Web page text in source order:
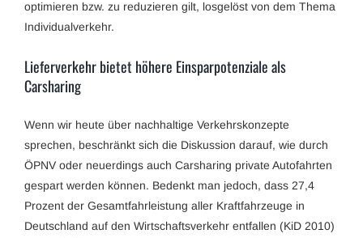
optimieren bzw. zu reduzieren gilt, losgelöst von dem Thema
Individualverkehr.
Lieferverkehr bietet höhere Einsparpotenziale als
Carsharing
Wenn wir heute über nachhaltige Verkehrskonzepte
sprechen, beschränkt sich die Diskussion darauf, wie durch
ÖPNV oder neuerdings auch Carsharing private Autofahrten
gespart werden können. Bedenkt man jedoch, dass 27,4
Prozent der Gesamtfahrleistung aller Kraftfahrzeuge in
Deutschland auf den Wirtschaftsverkehr entfallen (KiD 2010)